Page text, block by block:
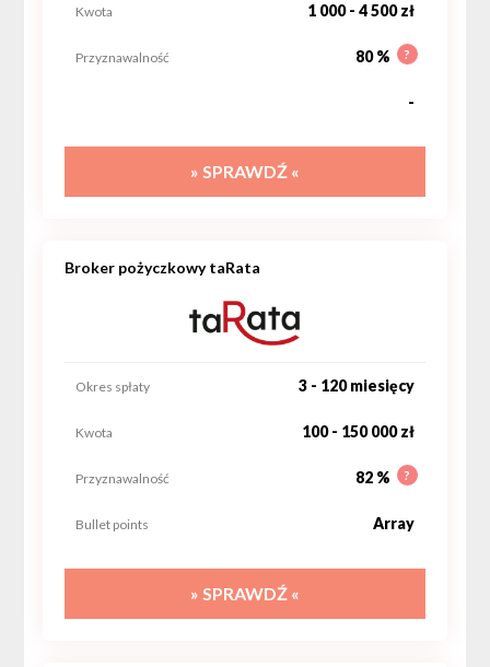
1 000 - 4 500 zł
Kwota
80 % ?
Przyznawalność
-
» SPRAWDŹ «
Broker pożyczkowy taRata
3 - 120 miesięcy
Okres spłaty
100 - 150 000 zł
Kwota
82 % ?
Przyznawalność
Array
Bullet points
» SPRAWDŹ «